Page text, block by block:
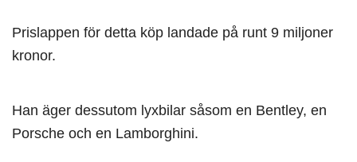
Prislappen för detta köp landade på runt 9 miljoner
kronor.
Han äger dessutom lyxbilar såsom en Bentley, en
Porsche och en Lamborghini.